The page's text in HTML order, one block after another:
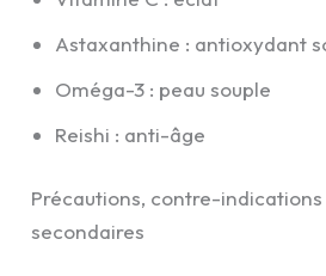
Astaxanthine : antioxydant
Oméga-3 : peau souple
Reishi : anti-âge
Précautions, contre-
secondaires